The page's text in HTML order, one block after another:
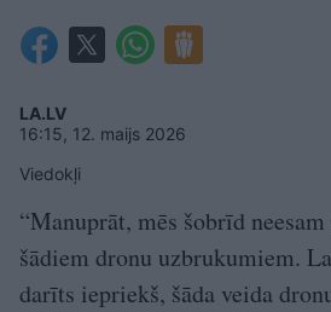
LA.LV
16:15, 12. maijs 2026
Viedokļi
“Manuprāt, mēs šobrīd
šādiem dronu uzbrukumiem.
darīts iepriekš, šāda veida